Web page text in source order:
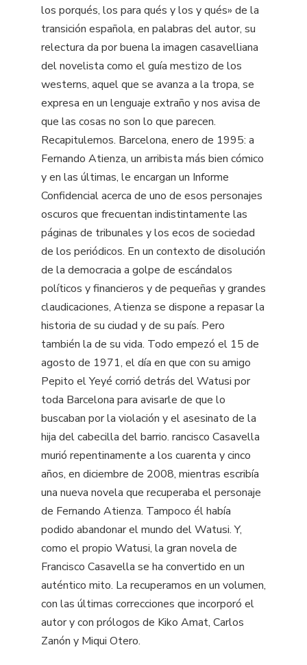
los porqués, los para qués y los y qués» de la
transición española, en palabras del autor, su
relectura da por buena la imagen casavelliana
del novelista como el guía mestizo de los
westerns, aquel que se avanza a la tropa, se
expresa en un lenguaje extraño y nos avisa de
que las cosas no son lo que parecen.
Recapitulemos. Barcelona, enero de 1995: a
Fernando Atienza, un arribista más bien cómico
y en las últimas, le encargan un Informe
Confidencial acerca de uno de esos personajes
oscuros que frecuentan indistintamente las
páginas de tribunales y los ecos de sociedad
de los periódicos. En un contexto de disolución
de la democracia a golpe de escándalos
políticos y financieros y de pequeñas y grandes
claudicaciones, Atienza se dispone a repasar la
historia de su ciudad y de su país. Pero
también la de su vida. Todo empezó el 15 de
agosto de 1971, el día en que con su amigo
Pepito el Yeyé corrió detrás del Watusi por
toda Barcelona para avisarle de que lo
buscaban por la violación y el asesinato de la
hija del cabecilla del barrio. rancisco Casavella
murió repentinamente a los cuarenta y cinco
años, en diciembre de 2008, mientras escribía
una nueva novela que recuperaba el personaje
de Fernando Atienza. Tampoco él había
podido abandonar el mundo del Watusi. Y,
como el propio Watusi, la gran novela de
Francisco Casavella se ha convertido en un
auténtico mito. La recuperamos en un volumen,
con las últimas correcciones que incorporó el
autor y con prólogos de Kiko Amat, Carlos
Zanón y Miqui Otero.